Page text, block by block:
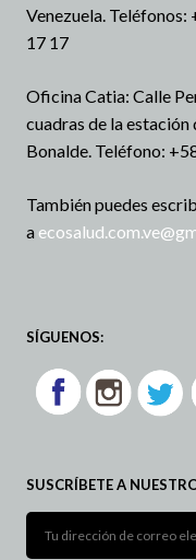
Venezuela. Teléfonos:
17 17
Oficina Catia: Calle
cuadras de la
Bonalde. Teléfono:
También puedes
a
SÍGUENOS:
SUSCRÍBETE A